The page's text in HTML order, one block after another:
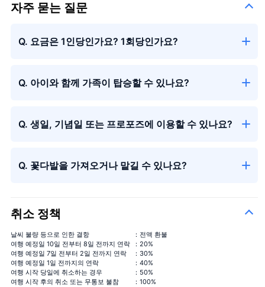
시즌의 꽃다발
시즌의 꽃다발
자주 묻는 질문
Q. 요금은 1인당인가요? 1회당인가요?
Q. 아이와 함께 가족이 탑승할 수 있나요?
Q. 생일, 기념일 또는 프로포즈에 이용할 수 있나요?
Q. 꽃다발을 가져오거나 맡길 수 있나요?
취소 정책
날씨 불량 등으로 인한 결항
：전액 환불
여행 예정일 10일 전부터 8일 전까지 연락
：20%
여행 예정일 7일 전부터 2일 전까지 연락
：30%
여행 예정일 1일 전까지의 연락
：40%
여행 시작 당일에 취소하는 경우
：50%
여행 시작 후의 취소 또는 무통보 불참
：100%